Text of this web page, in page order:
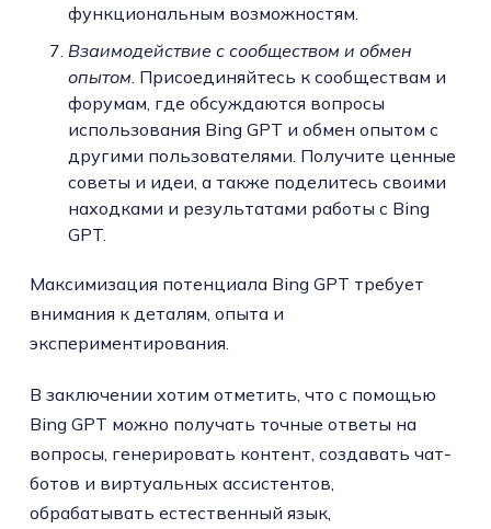
функциональным возможностям.
Взаимодействие с сообществом и обмен
опытом . Присоединяйтесь к сообществам и
форумам, где обсуждаются вопросы
использования Bing GPT и обмен опытом с
другими пользователями. Получите ценные
советы и идеи, а также поделитесь своими
находками и результатами работы с Bing
GPT.
Максимизация потенциала Bing GPT требует
внимания к деталям, опыта и
экспериментирования.
В заключении хотим отметить, что с помощью
Bing GPT можно получать точные ответы на
вопросы, генерировать контент, создавать чат-
ботов и виртуальных ассистентов,
обрабатывать естественный язык,